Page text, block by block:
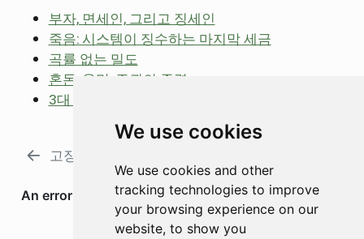
We use cookies
We use cookies and other
tracking technologies to improve
your browsing experience on our
website, to show you
부자, 면세인, 그리고 징세인
죽음: 시스템이 징수하는 마지막 세금
곡률 없는 밀도
혼돈, 욕망, 주권의 중력
3대 공리
고장 난 센서